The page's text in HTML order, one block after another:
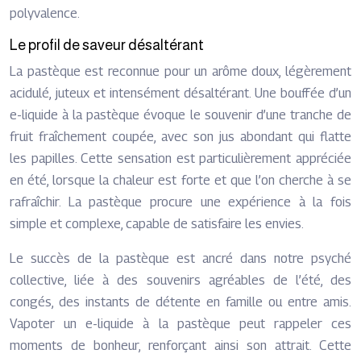
polyvalence.
Le profil de saveur désaltérant
La pastèque est reconnue pour un arôme doux, légèrement
acidulé, juteux et intensément désaltérant. Une bouffée d’un
e-liquide à la pastèque évoque le souvenir d’une tranche de
fruit fraîchement coupée, avec son jus abondant qui flatte
les papilles. Cette sensation est particulièrement appréciée
en été, lorsque la chaleur est forte et que l’on cherche à se
rafraîchir. La pastèque procure une expérience à la fois
simple et complexe, capable de satisfaire les envies.
Le succès de la pastèque est ancré dans notre psyché
collective, liée à des souvenirs agréables de l’été, des
congés, des instants de détente en famille ou entre amis.
Vapoter un e-liquide à la pastèque peut rappeler ces
moments de bonheur, renforçant ainsi son attrait. Cette